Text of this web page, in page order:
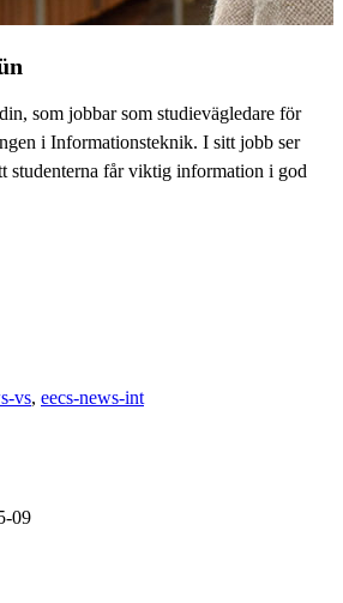
som jobbar som studievägledare för
i Informationsteknik. I sitt jobb ser
studenterna får viktig information i god
vs eecs-news-int
09